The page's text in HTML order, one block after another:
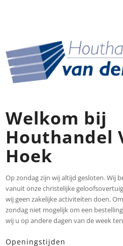
Welkom bij
Houthandel
Hoek
Op zondag zijn wij altijd gesloten. Wij
vanuit onze christelijke
wij geen zakelijke activiteiten doen.
zondag niet mogelijk om een
wij u op andere dagen van de week
Openingstijden